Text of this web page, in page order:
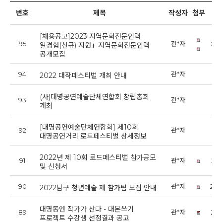
번호 제목 작성자 첨부
95
[채용공고]2023 지역문화전문인력
일경험(신규) 지원」지역문화전문인력
공개모집
관*자
94 2022 대작페스티벌 개최 안내 관*자
93
(사)대명공연예술단체연합회 창립총회
개최
관*자
92
[대명공연예술단체연합회] 제10회
대명공연거리 로드페스티벌 상세정보
관*자
91
2022년 제 10회 로드페스티벌 참가공모
및 신청서
관*자
90 2022남구 청년예술 제 참가팀 모집 안내 관*자
89
대명동엔 작가가 산다 - 대본쓰기
프로젝트 수강생 선정결과 공고
관*자